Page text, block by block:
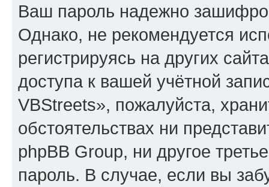
Ваш пароль надежно
Однако, не рекомендуется
регистрируясь на других
доступа к вашей учётной
VBStreets», пожалуйста,
обстоятельствах ни
phpBB Group, ни другое
пароль. В случае, если вы